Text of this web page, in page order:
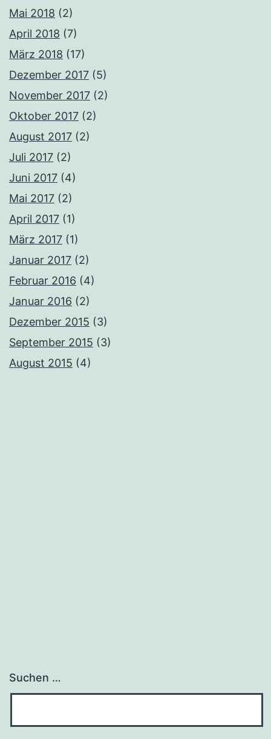
Mai 2018 (2)
April 2018 (7)
März 2018 (17)
Dezember 2017 (5)
November 2017 (2)
Oktober 2017 (2)
August 2017 (2)
Juli 2017 (2)
Juni 2017 (4)
Mai 2017 (2)
April 2017 (1)
März 2017 (1)
Januar 2017 (2)
Februar 2016 (4)
Januar 2016 (2)
Dezember 2015 (3)
September 2015 (3)
August 2015 (4)
Suchen …